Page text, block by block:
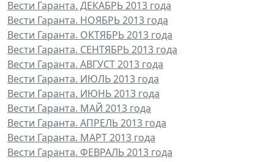
Вести Гаранта. ДЕКАБРЬ 2013 года
Вести Гаранта. НОЯБРЬ 2013 года
Вести Гаранта. ОКТЯБРЬ 2013 года
Вести Гаранта. СЕНТЯБРЬ 2013 года
Вести Гаранта. АВГУСТ 2013 года
Вести Гаранта. ИЮЛЬ 2013 года
Вести Гаранта. ИЮНЬ 2013 года
Вести Гаранта. МАЙ 2013 года
Вести Гаранта. АПРЕЛЬ 2013 года
Вести Гаранта. МАРТ 2013 года
Вести Гаранта. ФЕВРАЛЬ 2013 года